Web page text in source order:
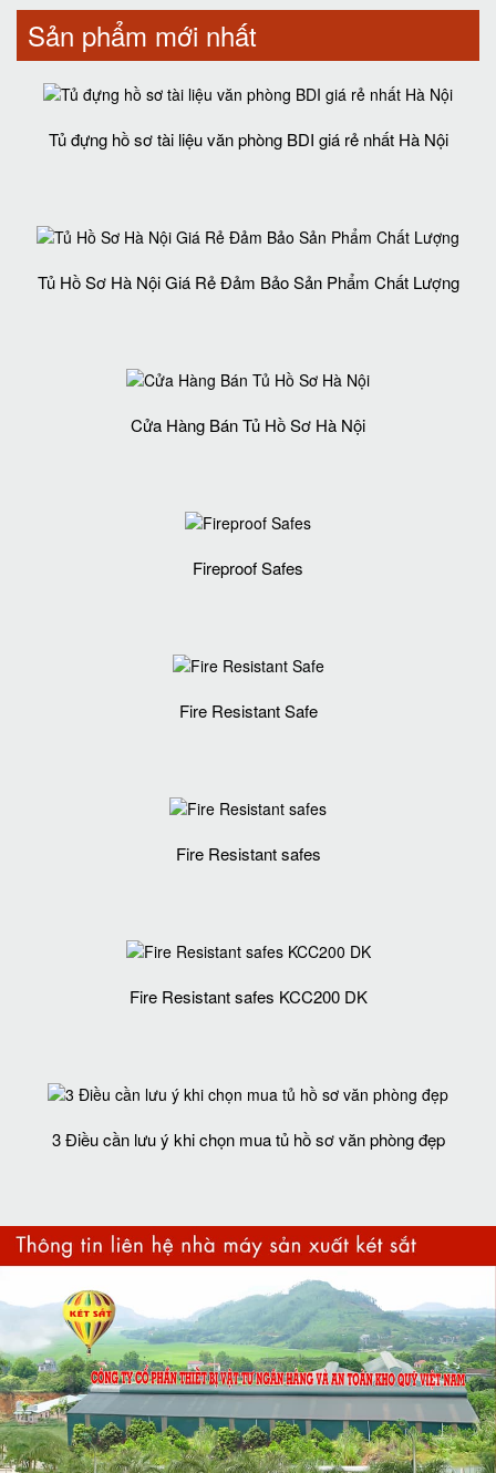
Sản phẩm mới nhất
Tủ đựng hồ sơ tài liệu văn phòng BDI giá rẻ nhất Hà Nội
Tủ Hồ Sơ Hà Nội Giá Rẻ Đảm Bảo Sản Phẩm Chất Lượng‎
Cửa Hàng Bán Tủ Hồ Sơ Hà Nội
Fireproof Safes
Fire Resistant Safe
Fire Resistant safes
Fire Resistant safes KCC200 DK
3 Điều cần lưu ý khi chọn mua tủ hồ sơ văn phòng đẹp